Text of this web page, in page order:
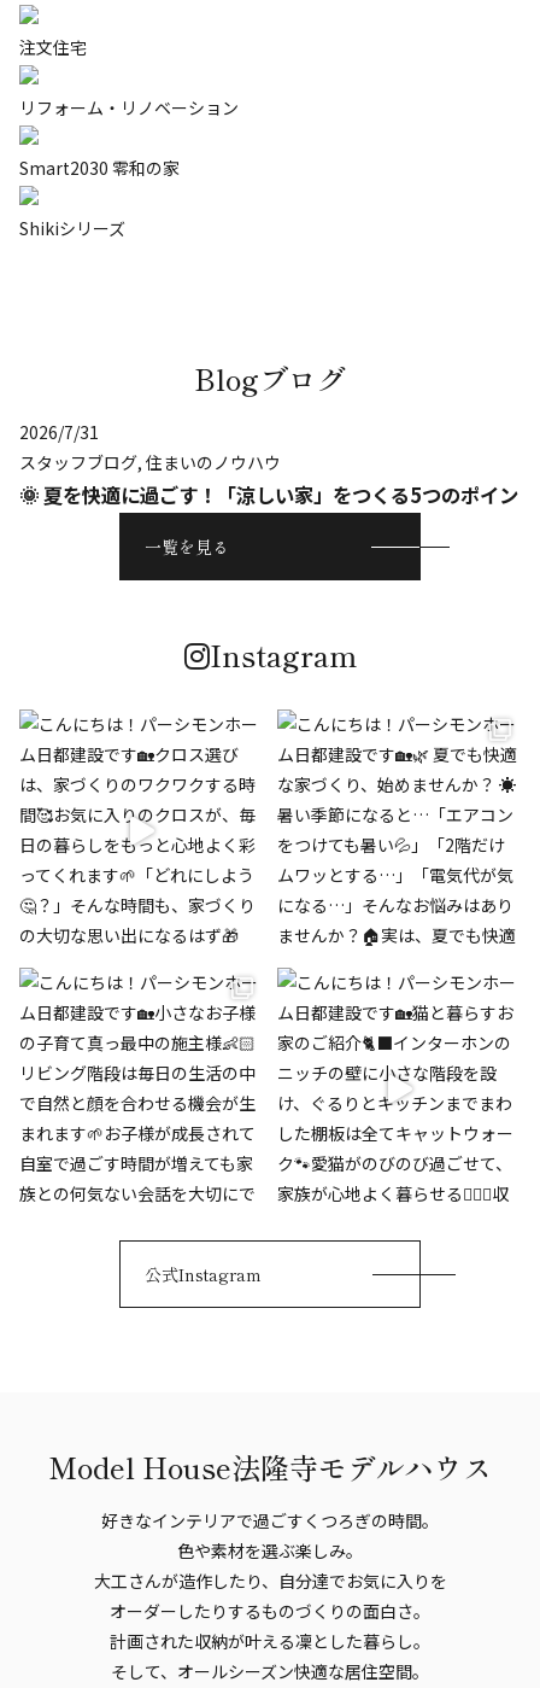
注文住宅
リフォーム・リノベーション
Smart2030 零和の家
Shikiシリーズ
Blogブログ
2026/7/31
スタッフブログ, 住まいのノウハウ
🌞 夏を快適に過ごす！「涼しい家」をつくる5つのポイント
一覧を見る
Instagram
公式Instagram
Model House法隆寺モデルハウス
好きなインテリアで過ごすくつろぎの時間。
色や素材を選ぶ楽しみ。
大工さんが造作したり、自分達でお気に入りを
オーダーしたりするものづくりの面白さ。
計画された収納が叶える凜とした暮らし。
そして、オールシーズン快適な居住空間。